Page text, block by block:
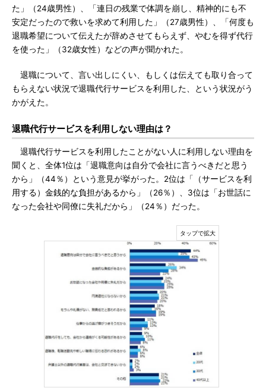
た」（24歳男性）、「連日の残業で体調を崩し、精神的にも不
安定だったので救いを求めて利用した」（27歳男性）、「何度も
退職希望について伝えたが辞めさせてもらえず、やむを得ず代行
を使った」（32歳女性）などの声が聞かれた。
退職について、言い出しにくい、もしくは伝えても取り合って
もらえない状況で退職代行サービスを利用した、という状況がう
かがえた。
退職代行サービスを利用しない理由は？
退職代行サービスを利用したことがない人に利用しない理由を
聞くと、全体1位は「退職意向は自分で会社に言うべきだと思う
から」（44％）という意見が挙がった。2位は「（サービスを利
用する）金銭的な負担があるから」（26％）、3位は「お世話に
なった会社や同僚に失礼だから」（24％）だった。